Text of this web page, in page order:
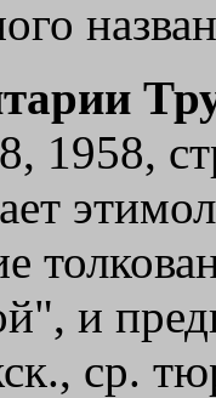
1958,
и
ср.